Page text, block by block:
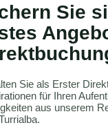
Sie
Sie als Erster
für Ihren
aus unserem